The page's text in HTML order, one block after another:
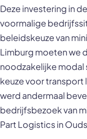
Deze investering in
voormalige
beleidskeuze van
Limburg moeten we
noodzakelijke
keuze voor transport
werd andermaal
bedrijfsbezoek van
Part Logistics in